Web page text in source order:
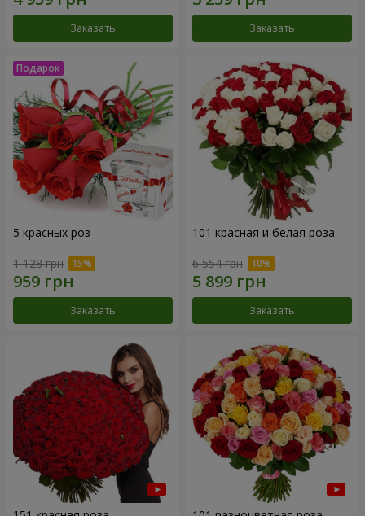
Заказать Заказать
5 красных роз
1 128 грн
Заказать
101 красная и белая роза
6 554 грн
Заказать